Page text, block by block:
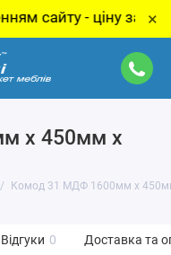
- ціну за товар×
x 450мм x
Комод 31 МДФ 1600мм x
Відгуки 0 Доставка та